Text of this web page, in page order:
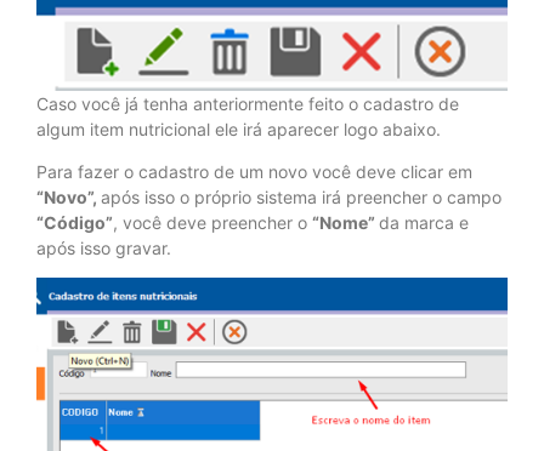
Caso você já tenha anteriormente feito o cadastro de
algum item nutricional ele irá aparecer logo abaixo.
Para fazer o cadastro de um novo você deve clicar em
“Novo”, após isso o próprio sistema irá preencher o campo
“Código”, você deve preencher o “Nome” da marca e
após isso gravar.